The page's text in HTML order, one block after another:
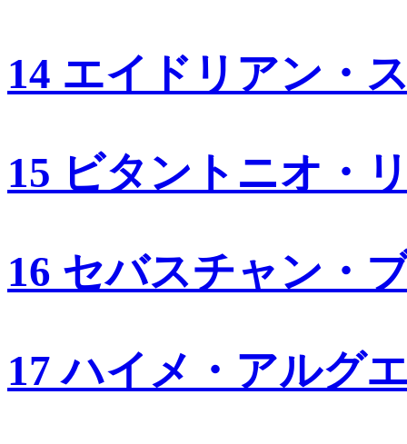
14 エイドリアン・
15 ビタントニオ・
16 セバスチャン・
17 ハイメ・アルグ